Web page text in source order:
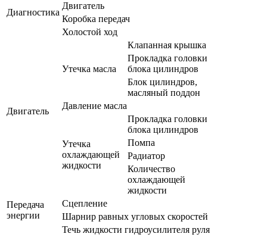
Диагностика
Двигатель
Коробка передач
Двигатель
Холостой ход
Утечка масла
Клапанная крышка
Прокладка головки
блока цилиндров
Блок цилиндров,
масляный поддон
Давление масла
Утечка
охлаждающей
жидкости
Прокладка головки
блока цилиндров
Помпа
Радиатор
Количество
охлаждающей
жидкости
Передача
энергии
Сцепление
Шарнир равных угловых скоростей
Течь жидкости гидроусилителя руля